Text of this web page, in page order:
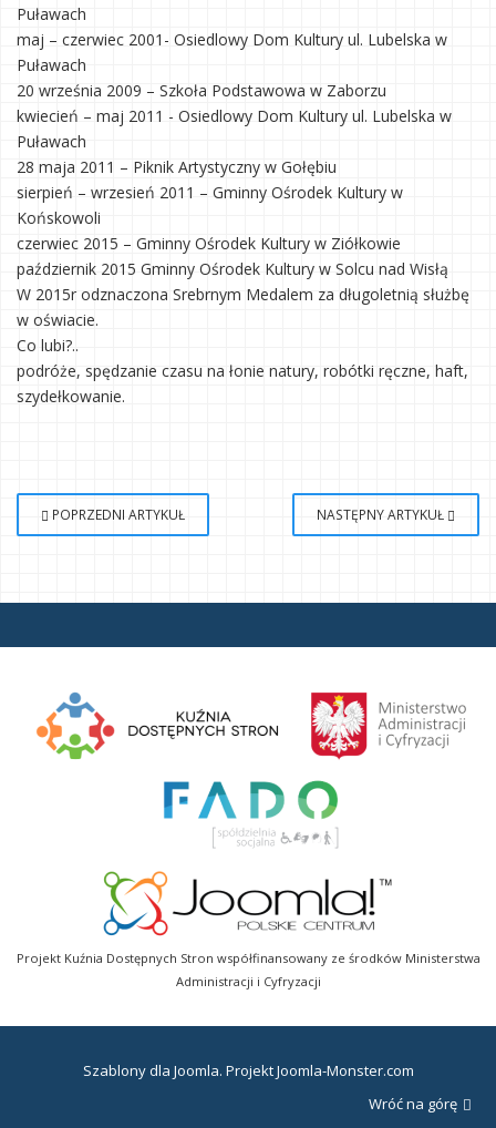
Puławach
maj – czerwiec 2001- Osiedlowy Dom Kultury ul. Lubelska w
Puławach
20 września 2009 – Szkoła Podstawowa w Zaborzu
kwiecień – maj 2011 - Osiedlowy Dom Kultury ul. Lubelska w
Puławach
28 maja 2011 – Piknik Artystyczny w Gołębiu
sierpień – wrzesień 2011 – Gminny Ośrodek Kultury w
Końskowoli
czerwiec 2015 – Gminny Ośrodek Kultury w Ziółkowie
październik 2015 Gminny Ośrodek Kultury w Solcu nad Wisłą
W 2015r odznaczona Srebrnym Medalem za długoletnią służbę
w oświacie.
Co lubi?..
podróże, spędzanie czasu na łonie natury, robótki ręczne, haft,
szydełkowanie.
POPRZEDNI ARTYKUŁ NASTĘPNY ARTYKUŁ
Projekt Kuźnia Dostępnych Stron współfinansowany ze środków Ministerstwa
Administracji i Cyfryzacji
Szablony dla Joomla. Projekt Joomla-Monster.com
Wróć na górę